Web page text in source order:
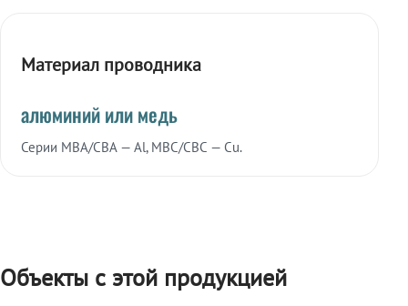
Материал проводника
алюминий или медь
Серии МВА/СВА — Al, МВС/СВС — Cu.
Объекты с этой продукцией